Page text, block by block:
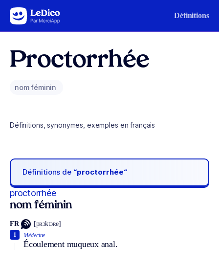
Aller au contenu Définitions
Proctorrhée
nom féminin
Définitions, synonymes, exemples en français
Définitions de “proctorrhée“
proctorrhée
nom féminin
FR [pʀɔktɔʀe]
Médecine.
Écoulement muqueux anal.
1